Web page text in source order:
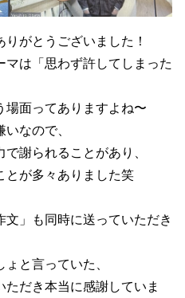
がとうございました！
は「思わず許してしまった
面ってありますよね〜
なので、
謝られることがあり、
とが多々ありました笑
」も同時に送っていただき
と言っていた、
ただき本当に感謝していま